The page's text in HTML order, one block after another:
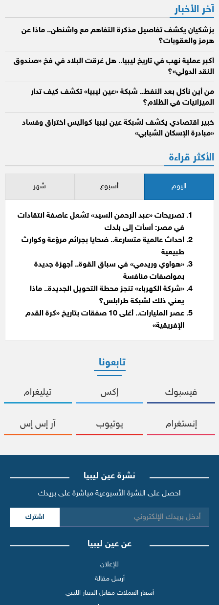
آخر الأخبار
بزشكيان يكشف تفاصيل مذكرة التفاهم مع واشنطن.. ماذا عن
هرمز والعقوبات؟
أكبر عملية نهب في تاريخ ليبيا.. هل غرقت البلاد في فخ «صندوق
النقد الدولي»؟
من أين نأكل بعد النفط.. شبكة «عين ليبيا» تكشف كيف تدار
الميزانيات في الظلام؟
خبير اقتصادي يكشف لشبكة عين ليبيا كواليس اختراق وفساد
«مبادرة الإسكان الشبابي»
الأكثر قراءة
اليوم أسبوع شهر
تصريحات «عبد الرحمن السيد» تشعل عاصفة انتقادات
في مصر: أسأت إلى بلدك
أحداث عالمية متسارعة.. ضحايا بجرائم مروّعة وكوارث
طبيعية
«هواوي وريدمي» في سباق القوة.. أجهزة جديدة
بمواصفات منافسة
«شركة الكهرباء» تنجز محطة التحويل الجديدة.. ماذا
يعني ذلك لشبكة طرابلس؟
عصر المليارات.. أغلى 10 صفقات بتاريخ «كرة القدم
الإفريقية»
تابعونا
فيسبوك إكس تيليغرام
إنستغرام يوتيوب آر إس إس
نشرة عين ليبيا
احصل على النشرة الأسبوعية مباشرة على بريدك
اشترك
عن عين ليبيا
للإعلان
أرسل مقالة
أسعار العملات مقابل الدينار الليبي